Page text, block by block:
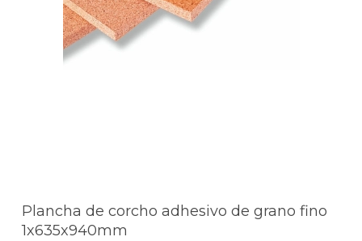
Plancha de corcho adhesivo de grano fino
1x635x940mm